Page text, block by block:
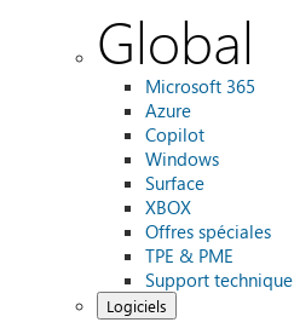
Global
Microsoft 365
Azure
Copilot
Windows
Surface
XBOX
Offres spéciales
TPE & PME
Support technique
Logiciels